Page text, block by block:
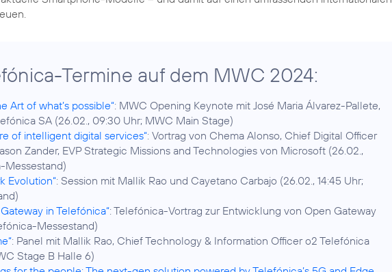
Termine auf dem MWC 2024:
Art of what’s possible“: MWC Opening Keynote mit José Maria Álvarez-Pallete,
SA (26.02., 09:30 Uhr; MWC Main Stage)
of intelligent digital services“: Vortrag von Chema Alonso, Chief Digital Officer
Zander, EVP Strategic Missions and Technologies von Microsoft (26.02.,
Messestand)
Evolution“: Session mit Mallik Rao und Cayetano Carbajo (26.02., 14:45 Uhr;
in Telefónica“: Telefónica-Vortrag zur Entwicklung von Open Gateway
Messestand)
: Panel mit Mallik Rao, Chief Technology & Information Officer o2 Telefónica
Stage B Halle 6)